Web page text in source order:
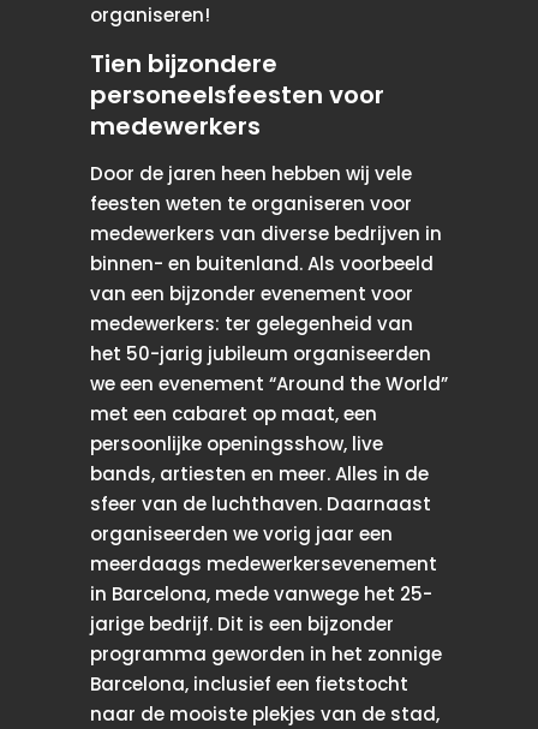
organiseren!
Tien bijzondere
personeelsfeesten voor
medewerkers
Door de jaren heen hebben wij vele
feesten weten te organiseren voor
medewerkers van diverse bedrijven in
binnen- en buitenland. Als voorbeeld
van een bijzonder evenement voor
medewerkers: ter gelegenheid van
het 50-jarig jubileum organiseerden
we een evenement “Around the World”
met een cabaret op maat, een
persoonlijke openingsshow, live
bands, artiesten en meer. Alles in de
sfeer van de luchthaven. Daarnaast
organiseerden we vorig jaar een
meerdaags medewerkersevenement
in Barcelona, ​​mede vanwege het 25-
jarige bedrijf. Dit is een bijzonder
programma geworden in het zonnige
Barcelona, ​​inclusief een fietstocht
naar de mooiste plekjes van de stad,